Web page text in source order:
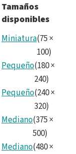
Tamaños
disponibles
Miniatura(75 ×
100)
Pequeño(180×
240)
Pequeño(240×
320)
Mediano(375 ×
500)
Mediano(480×